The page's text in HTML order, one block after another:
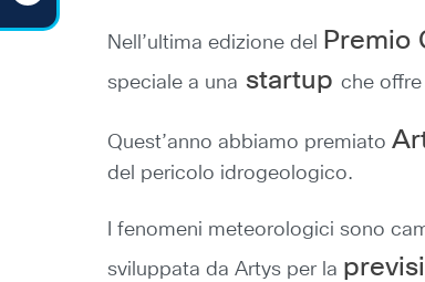
Nell’ultima edizione del Premio
speciale a una startupche offre
Quest’anno abbiamo premiato
del pericolo idrogeologico.
I fenomeni meteorologici sono
sviluppata da Artys per la